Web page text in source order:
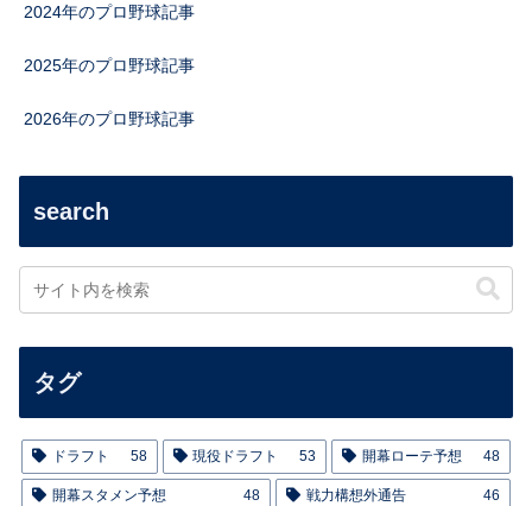
2024年のプロ野球記事
2025年のプロ野球記事
2026年のプロ野球記事
search
タグ
ドラフト 58 現役ドラフト 53 開幕ローテ予想 48
開幕スタメン予想 48 戦力構想外通告 46